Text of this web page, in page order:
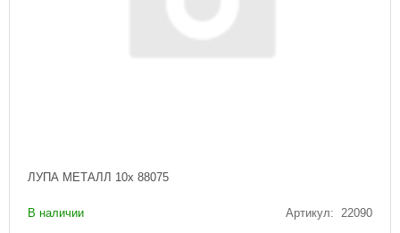
ЛУПА МЕТАЛЛ 10х 88075
В наличии Артикул: 22090